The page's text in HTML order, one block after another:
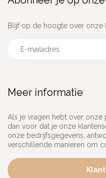
Meer informatie
Als je vragen hebt over
dan voor dat je onze
onze bedrijfsgegevens,
verschillende manieren om
Blijf op de hoogte over onze